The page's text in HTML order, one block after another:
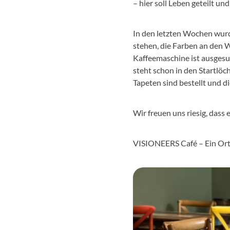
– hier soll Leben geteilt
In den letzten Wochen
stehen, die Farben an den
Kaffeemaschine ist
steht schon in den
Tapeten sind bestellt und
Wir freuen uns riesig, dass
VISIONEERS Café – Ein